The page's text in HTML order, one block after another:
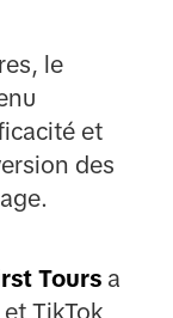
le
et
des
Toursa
TikTok